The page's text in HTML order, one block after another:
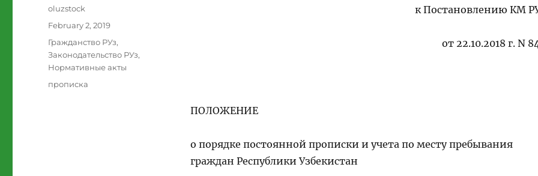
к Постановлению КМ
от 22.10.2018 г. N
ПОЛОЖЕНИЕ
о порядке постоянной прописки и учета по меступребывания
граждан Республики Узбекистан
Author
oluzstock
Posted
February 2, 2019
Categories
Гражданство РУз,
Законодательство РУз,
Нормативные акты
Tags
прописка